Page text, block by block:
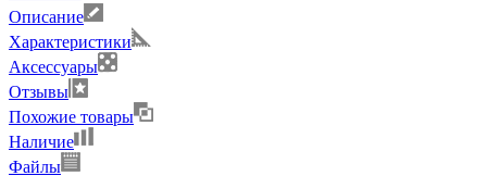
Описание
Характеристики
Аксессуары
Отзывы
Похожие товары
Наличие
Файлы